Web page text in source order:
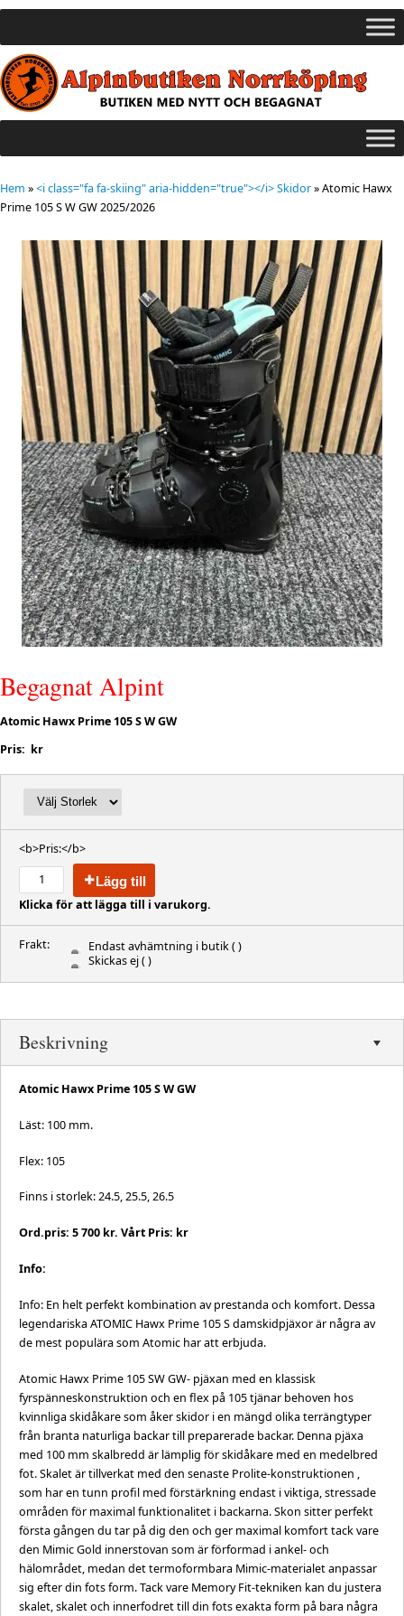
Hem »<i class="fa fa-skiing" aria-hidden="true"></i> Skidor»Atomic Hawx
Prime 105 S W GW 2025/2026
Begagnat Alpint
Atomic Hawx Prime 105 S W GW
Pris: kr
<b>Pris:</b>
Lägg till
Klicka för att lägga till i varukorg.
Frakt: Endast avhämtning i butik( )
Skickas ej( )
Beskrivning
Atomic Hawx Prime 105 S W GW
Läst: 100 mm.
Flex: 105
Finns i storlek: 24.5, 25.5, 26.5
Ord.pris: 5 700 kr. Vårt Pris: kr
Info:
Info: En helt perfekt kombination av prestanda och komfort. Dessa
legendariska ATOMIC Hawx Prime 105 S damskidpjäxor är några av
de mest populära som Atomic har att erbjuda.
Atomic Hawx Prime 105 SW GW- pjäxan med en klassisk
fyrspänneskonstruktion och en flex på 105 tjänar behoven hos
kvinnliga skidåkare som åker skidor i en mängd olika terrängtyper
från branta naturliga backar till preparerade backar. Denna pjäxa
med 100 mm skalbredd är lämplig för skidåkare med en medelbred
fot. Skalet är tillverkat med den senaste Prolite-konstruktionen ,
som har en tunn profil med förstärkning endast i viktiga, stressade
områden för maximal funktionalitet i backarna. Skon sitter perfekt
första gången du tar på dig den och ger maximal komfort tack vare
den Mimic Gold innerstovan som är förformad i ankel- och
hälområdet, medan det termoformbara Mimic-materialet anpassar
sig efter din fots form. Tack vare Memory Fit-tekniken kan du justera
skalet, skalet och innerfodret till din fots exakta form på bara några